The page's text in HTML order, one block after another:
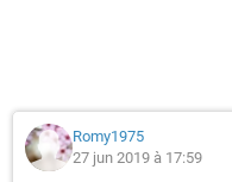
Romy1975
27 jun 2019 à 17:59